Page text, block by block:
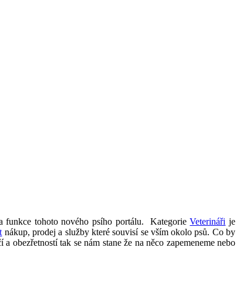
funkce tohoto nového psího portálu. KategorieVeterináři je
nákup, prodej a služby které souvisí se vším okolo psů. Co by
tak se nám stane že na něco zapemeneme nebo